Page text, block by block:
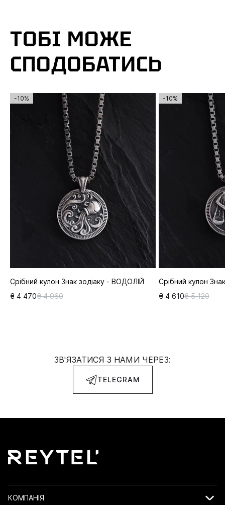
ТОБІ МОЖЕ
СПОДОБАТИСЬ
-10%
Срібний кулон Знак зодіаку - ВОДОЛІЙ
₴ 4 470₴ 4 960
-10%
Срібний кулон
₴ 4 610₴ 5 120
ЗВ'ЯЗАТИСЯ З НАМИ ЧЕРЕЗ:
TELEGRAM
КОМПАНІЯ